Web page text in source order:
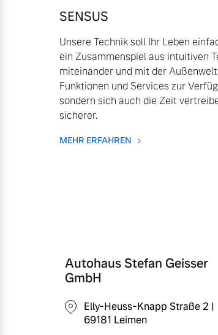
Konnektivität
Angebot anfragen
Fahrzeug konfigurieren
Sofort verfügbare Fahrzeuge
Geschäftskunden
Volvo Gebrauchtwagenbörse
Gebrauchtwagen
Service by Volvo
Sie erhalten bei uns
Unser Team
Kontakt und Anfahrt
Unsere News & Events
SENSUS
Unsere Technik soll Ihr Leben
ein Zusammenspiel aus intuitiven
miteinander und mit der
Funktionen und Services zur
sondern sich auch die Zeit
sicherer.
MEHR ERFAHREN
Autohaus Stefan Geisser
GmbH
Elly-Heuss-Knapp Straße 2 |
69181 Leimen